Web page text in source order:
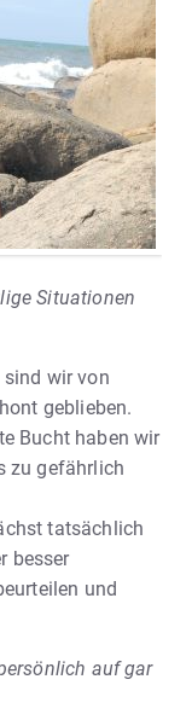
Situationen
wir von
geblieben.
Bucht haben wir
zu gefährlich
tatsächlich
besser
und
auf gar